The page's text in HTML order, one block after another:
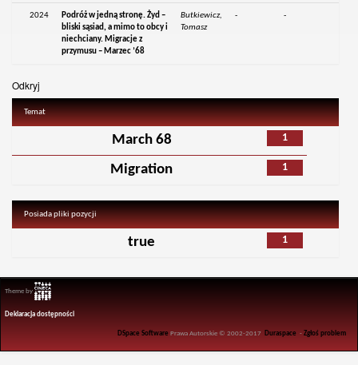
2024
Podróż w jedną stronę. Żyd –
bliski sąsiad, a mimo to obcy i
niechciany. Migracje z
przymusu – Marzec ’68
Butkiewicz,
Tomasz
- -
Odkryj
Temat
1
March 68
1
Migration
Posiada pliki pozycji
1
true
Theme by
Deklaracja dostępności
DSpace Software Prawa Autorskie © 2002-2017 Duraspace -Zgłoś problem